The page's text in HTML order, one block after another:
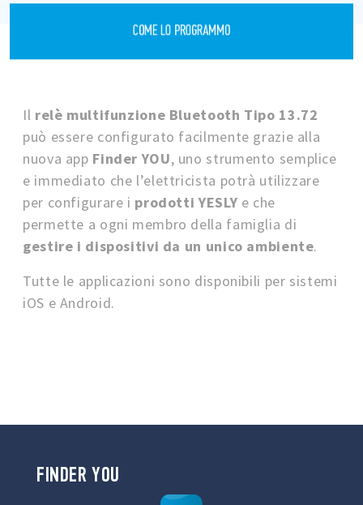
COME LO PROGRAMMO
Il relè multifunzione Bluetooth Tipo 13.72
può essere configurato facilmente grazie alla
nuova app Finder YOU, uno strumento semplice
e immediato che l’elettricista potrà utilizzare
per configurare i prodotti YESLY e che
permette a ogni membro della famiglia di
gestire i dispositivi da un unico ambiente.
Tutte le applicazioni sono disponibili per sistemi
iOS e Android.
FINDER YOU